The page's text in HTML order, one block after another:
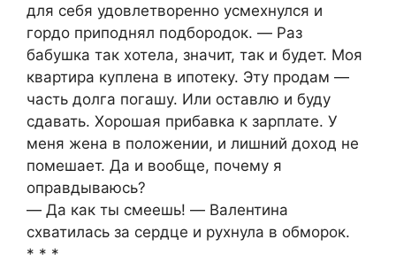
для себя удовлетворенно усмехнулся и
гордо приподнял подбородок. ― Раз
бабушка так хотела, значит, так и будет. Моя
квартира куплена в ипотеку. Эту продам ―
часть долга погашу. Или оставлю и буду
сдавать. Хорошая прибавка к зарплате. У
меня жена в положении, и лишний доход не
помешает. Да и вообще, почему я
оправдываюсь?
― Да как ты смеешь! ― Валентина
схватилась за сердце и рухнула в обморок.